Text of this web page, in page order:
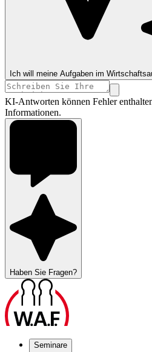
Ich will meine Aufgaben im
KI-Antworten können Fehler
Informationen.
Haben Sie Fragen?
Seminare